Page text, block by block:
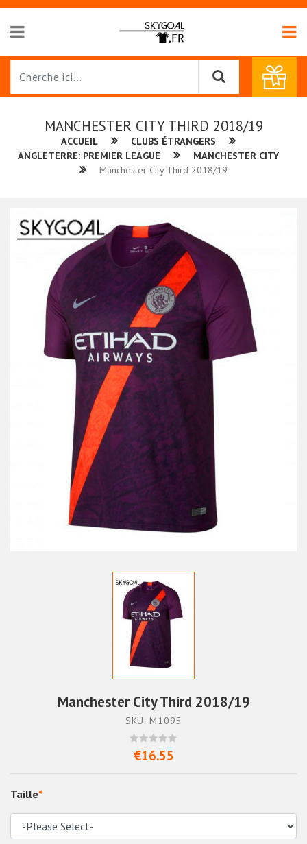
MANCHESTER CITY THIRD 2018/19
ACCUEIL
CLUBS ÉTRANGERS
ANGLETERRE: PREMIER LEAGUE
MANCHESTER CITY
Manchester City Third 2018/19
Manchester City Third 2018/19
SKU: M1095
€16.55
Taille*